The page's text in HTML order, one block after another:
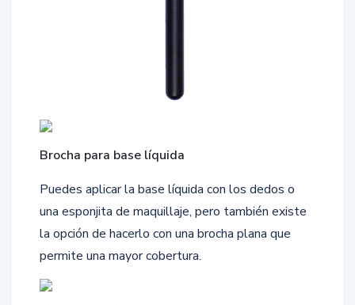
Brocha para base líquida
Puedes aplicar la base líquida con los dedos o
una esponjita de maquillaje, pero también existe
la opción de hacerlo con una brocha plana que
permite una mayor cobertura.